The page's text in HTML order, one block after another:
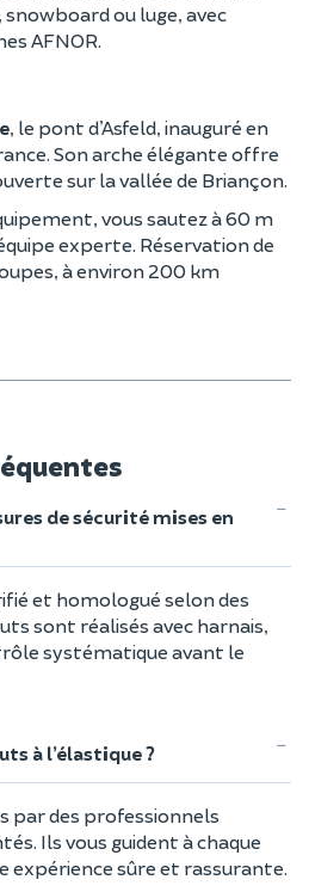
ou luge, avec
AFNOR.
, le pont d’Asfeld, inauguré en
Son arche élégante offre
sur la vallée de Briançon.
vous sautez à 60 m
experte. Réservation de
à environ 200 km
de sécurité mises en
et homologué selon des
sont réalisés avec harnais,
systématique avant le
à l’élastique ?
par des professionnels
Ils vous guident à chaque
expérience sûre et rassurante.